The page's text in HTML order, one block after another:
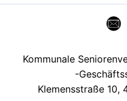
Kommunale
-
Klemensstraße 10,